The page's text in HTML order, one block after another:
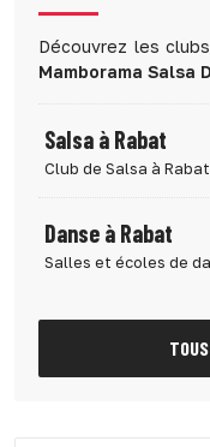
Découvrez les
Mamborama Salsa
Salsa à Rabat
Club de Salsa à Rabat
Danse à Rabat
Salles et écoles de